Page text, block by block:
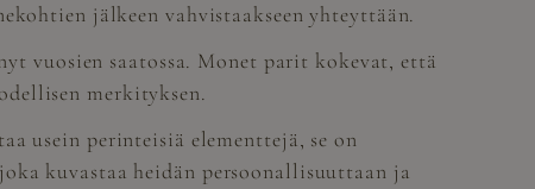
jälkeen vahvistaakseen yhteyttään.
vuosien saatossa. Monet parit kokevat, että
merkityksen.
usein perinteisiä elementtejä, se on
kuvastaa heidän persoonallisuuttaan ja